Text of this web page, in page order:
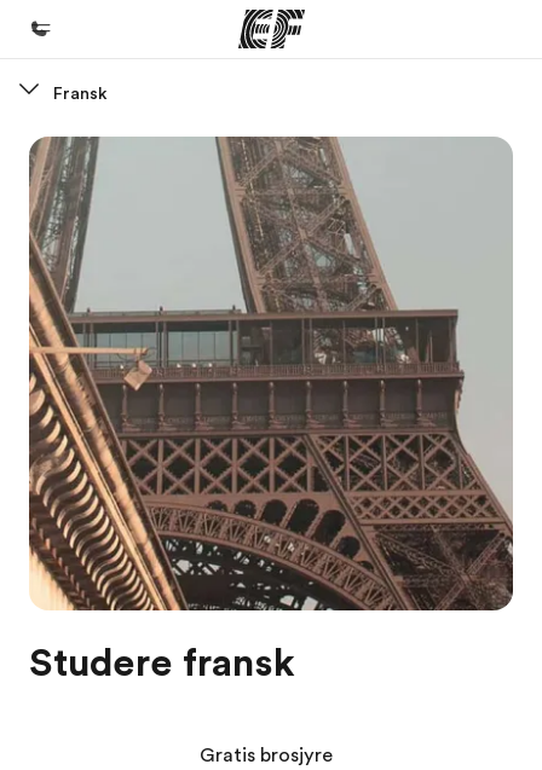
Velkommen til EF
Programmer
Se alt vi tilbyr
Kontorer
Finn et kontor
Om oss
Hvem vi er
Karriere
Bli en del av vårt team
Fransk
Studere fransk
Gratis brosjyre